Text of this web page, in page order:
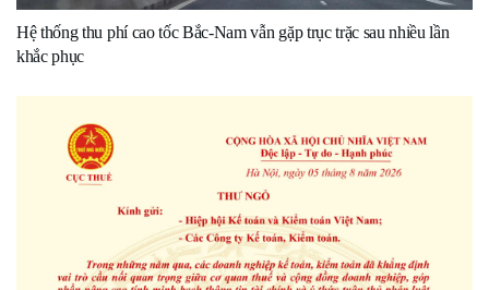
Hệ thống thu phí cao tốc Bắc-Nam vẫn gặp trục trặc sau nhiều lần
khắc phục